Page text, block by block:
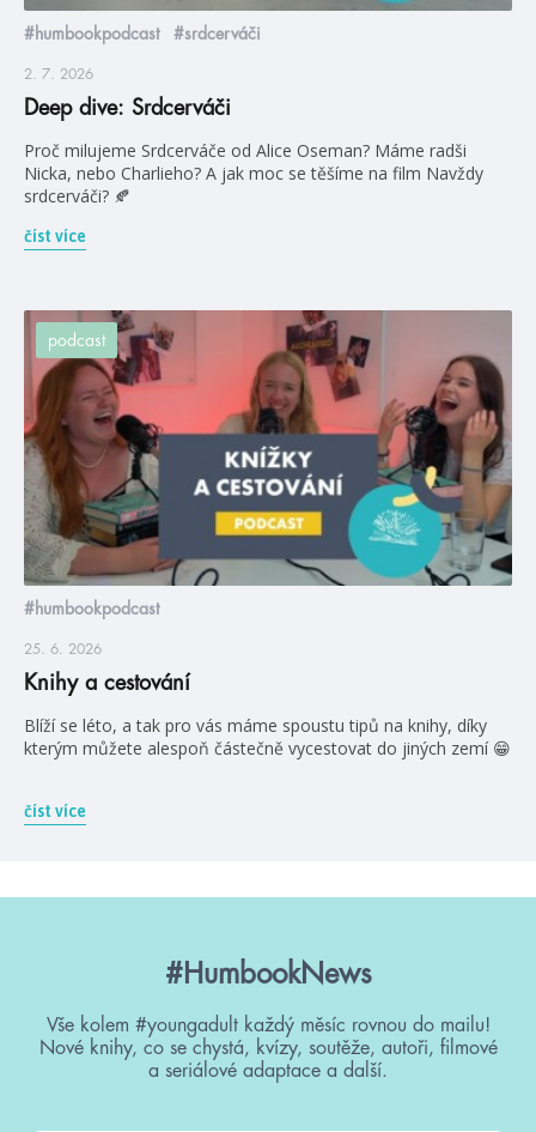
#humbookpodcast #srdcerváči
2. 7. 2026
Deep dive: Srdcerváči
Proč milujeme Srdcerváče od Alice Oseman? Máme radši
Nicka, nebo Charlieho? A jak moc se těšíme na film Navždy
srdcerváči? 🍂
číst více
podcast
#humbookpodcast
25. 6. 2026
Knihy a cestování
Blíží se léto, a tak pro vás máme spoustu tipů na knihy, díky
kterým můžete alespoň částečně vycestovat do jiných zemí 😁
číst více
#HumbookNews
Vše kolem #youngadult každý měsíc rovnou do mailu!
Nové knihy, co se chystá, kvízy, soutěže, autoři, filmové
a seriálové adaptace a další.